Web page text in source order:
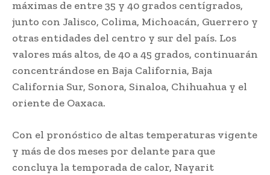
máximas de entre 35 y 40 grados centígrados,
junto con Jalisco, Colima, Michoacán, Guerrero y
otras entidades del centro y sur del país. Los
valores más altos, de 40 a 45 grados, continuarán
concentrándose en Baja California, Baja
California Sur, Sonora, Sinaloa, Chihuahua y el
oriente de Oaxaca.
Con el pronóstico de altas temperaturas vigente
y más de dos meses por delante para que
concluya la temporada de calor, Nayarit